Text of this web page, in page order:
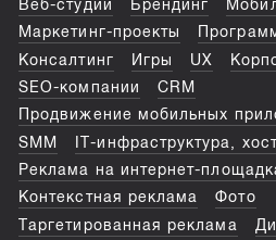
Веб-студии Брендинг
Маркетинг-проекты
Консалтинг
Игры UX
SEO-компании
CRM
Продвижение мобильных
SMM
IT-инфраструктура,
Реклама на интернет-
Контекстная реклама
Фото
Таргетированная реклама